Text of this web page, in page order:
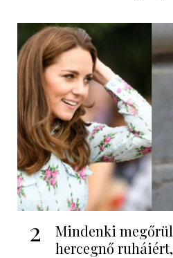
2
Mindenki megőrül
hercegnő